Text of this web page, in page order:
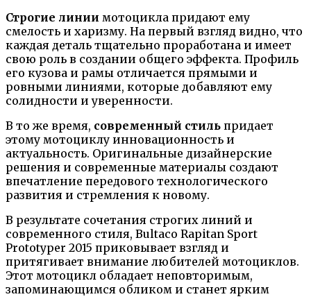
Строгие линии мотоцикла придают ему
смелость и харизму. На первый взгляд видно, что
каждая деталь тщательно проработана и имеет
свою роль в создании общего эффекта. Профиль
его кузова и рамы отличается прямыми и
ровными линиями, которые добавляют ему
солидности и уверенности.
В то же время, современный стиль придает
этому мотоциклу инновационность и
актуальность. Оригинальные дизайнерские
решения и современные материалы создают
впечатление передового технологического
развития и стремления к новому.
В результате сочетания строгих линий и
современного стиля, Bultaco Rapitan Sport
Prototyper 2015 приковывает взгляд и
притягивает внимание любителей мотоциклов.
Этот мотоцикл обладает неповторимым,
запоминающимся обликом и станет ярким